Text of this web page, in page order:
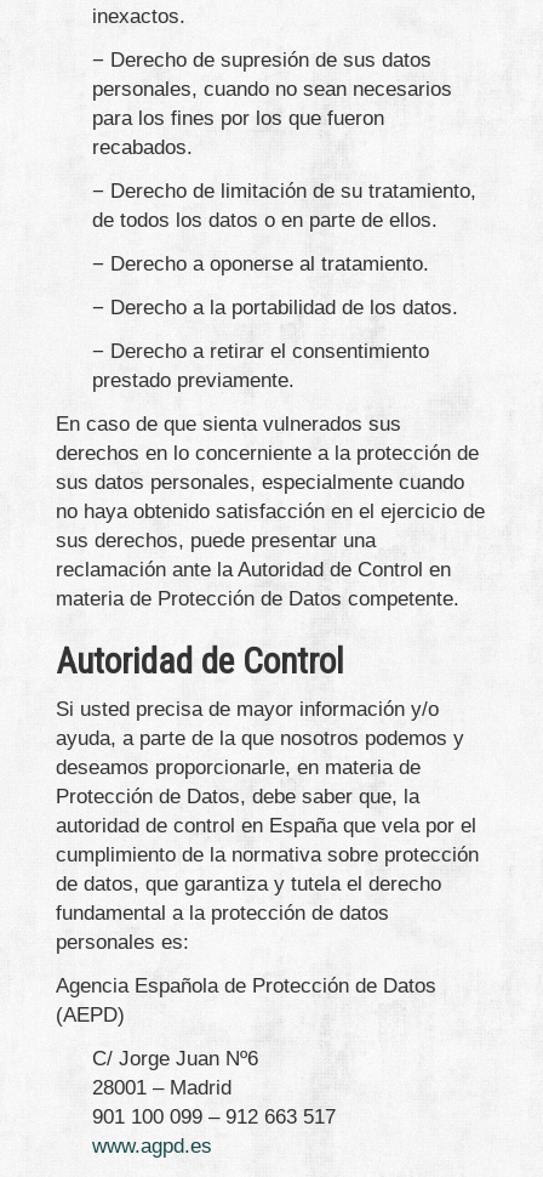
inexactos.
− Derecho de supresión de sus datos
personales, cuando no sean necesarios
para los fines por los que fueron
recabados.
− Derecho de limitación de su tratamiento,
de todos los datos o en parte de ellos.
− Derecho a oponerse al tratamiento.
− Derecho a la portabilidad de los datos.
− Derecho a retirar el consentimiento
prestado previamente.
En caso de que sienta vulnerados sus
derechos en lo concerniente a la protección de
sus datos personales, especialmente cuando
no haya obtenido satisfacción en el ejercicio de
sus derechos, puede presentar una
reclamación ante la Autoridad de Control en
materia de Protección de Datos competente.
Autoridad de Control
Si usted precisa de mayor información y/o
ayuda, a parte de la que nosotros podemos y
deseamos proporcionarle, en materia de
Protección de Datos, debe saber que, la
autoridad de control en España que vela por el
cumplimiento de la normativa sobre protección
de datos, que garantiza y tutela el derecho
fundamental a la protección de datos
personales es:
Agencia Española de Protección de Datos
(AEPD)
C/ Jorge Juan Nº6
28001 – Madrid
901 100 099 – 912 663 517
www.agpd.es